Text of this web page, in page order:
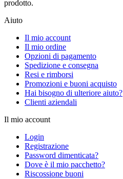
prodotto.
Aiuto
Il mio account
Il mio ordine
Opzioni di pagamento
Spedizione e consegna
Resi e rimborsi
Promozioni e buoni acquisto
Hai bisogno di ulteriore aiuto?
Clienti aziendali
Il mio account
Login
Registrazione
Password dimenticata?
Dove è il mio pacchetto?
Riscossione buoni